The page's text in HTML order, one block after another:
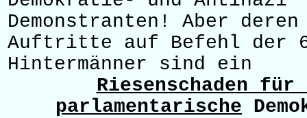
Demonstranten! Aber
Auftritte auf Befehl der
Hintermänner sind ein
Riesenschaden für
parlamentarische